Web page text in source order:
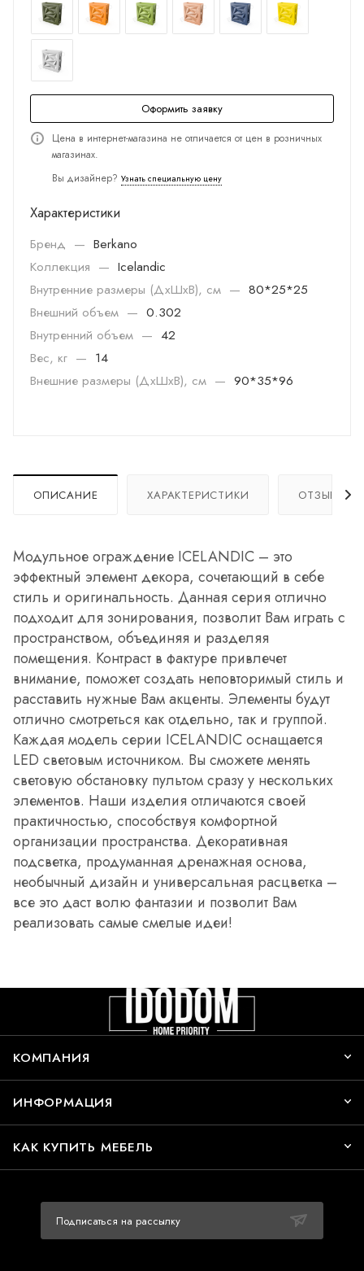
Оформить заявку
Цена в интернет-магазина не отличается от цен в розничных
магазинах.
Вы дизайнер? Узнать специальную цену
Характеристики
Бренд — Berkano
Коллекция — Icelandic
Внутренние размеры (ДхШхВ), см — 80*25*25
Внешний объем — 0.302
Внутренний объем — 42
Вес, кг — 14
Внешние размеры (ДхШхВ), см — 90*35*96
ОПИСАНИЕ ХАРАКТЕРИСТИКИ ОТЗЫВЫ
Модульное ограждение ICELANDIC – это
эффектный элемент декора, сочетающий в себе
стиль и оригинальность. Данная серия отлично
подходит для зонирования, позволит Вам играть с
пространством, объединяя и разделяя
помещения. Контраст в фактуре привлечет
внимание, поможет создать неповторимый стиль и
расставить нужные Вам акценты. Элементы будут
отлично смотреться как отдельно, так и группой.
Каждая модель серии ICELANDIC оснащается
LED световым источником. Вы сможете менять
световую обстановку пультом сразу у нескольких
элементов. Наши изделия отличаются своей
практичностью, способствуя комфортной
организации пространства. Декоративная
подсветка, продуманная дренажная основа,
необычный дизайн и универсальная расцветка –
все это даст волю фантазии и позволит Вам
реализовать самые смелые идеи!
КОМПАНИЯ
ИНФОРМАЦИЯ
КАК КУПИТЬ МЕБЕЛЬ
Подписаться на рассылку